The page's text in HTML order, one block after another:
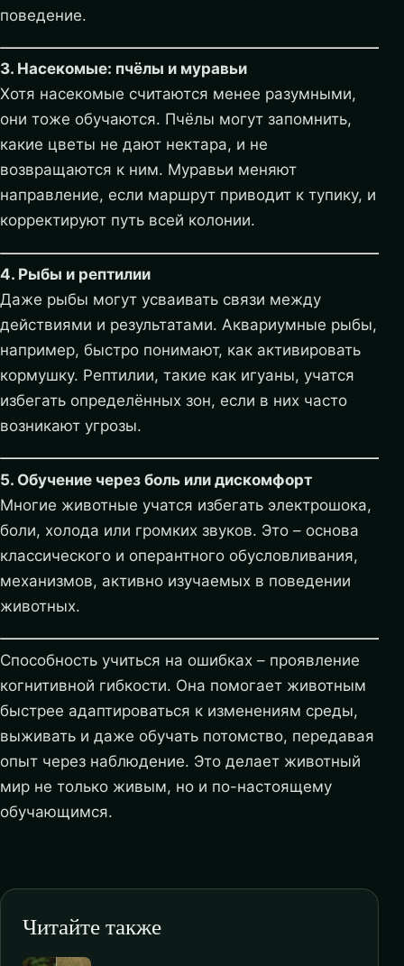
поведение.
3. Насекомые: пчёлы и муравьи
Хотя насекомые считаются менее разумными,
они тоже обучаются. Пчёлы могут запомнить,
какие цветы не дают нектара, и не
возвращаются к ним. Муравьи меняют
направление, если маршрут приводит к тупику, и
корректируют путь всей колонии.
4. Рыбы и рептилии
Даже рыбы могут усваивать связи между
действиями и результатами. Аквариумные рыбы,
например, быстро понимают, как активировать
кормушку. Рептилии, такие как игуаны, учатся
избегать определённых зон, если в них часто
возникают угрозы.
5. Обучение через боль или дискомфорт
Многие животные учатся избегать электрошока,
боли, холода или громких звуков. Это – основа
классического и оперантного обусловливания,
механизмов, активно изучаемых в поведении
животных.
Способность учиться на ошибках – проявление
когнитивной гибкости. Она помогает животным
быстрее адаптироваться к изменениям среды,
выживать и даже обучать потомство, передавая
опыт через наблюдение. Это делает животный
мир не только живым, но и по-настоящему
обучающимся.
Читайте также